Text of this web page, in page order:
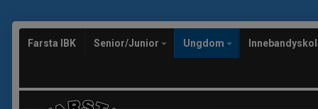
Farsta IBK Senior/Junior Ungdom